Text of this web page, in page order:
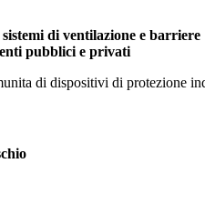
di ventilazione e barriere
pubblici e privati